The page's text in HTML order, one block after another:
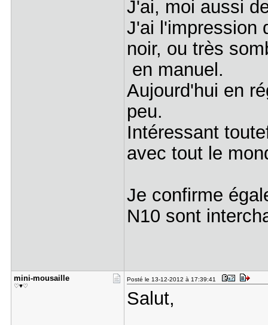
J'ai, moi aussi
J'ai l'impression
noir, ou très
en manuel.
Aujourd'hui en
peu.
Intéressant
avec tout le
Je confirme
N10 sont
mini-mousa​ille
♡♥♡
Posté le 13-12-2012 à 17:39:41
Salut,